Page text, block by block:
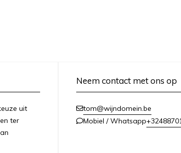
uit
ter
Neem contact met ons op
tom@wijndomein.be
Mobiel / Whatsapp